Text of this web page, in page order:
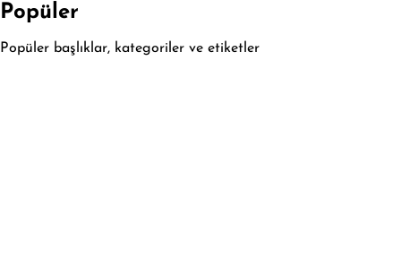
Popüler
Popüler başlıklar, kategoriler ve etiketler